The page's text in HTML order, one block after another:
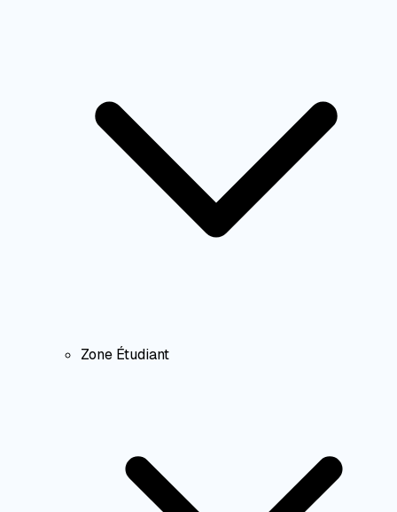
Zone Étudiant